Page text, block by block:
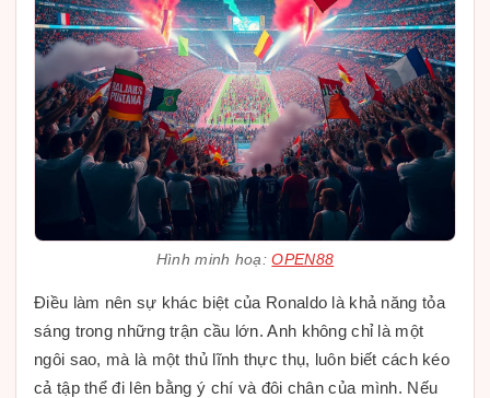
Hình minh hoạ:OPEN88
Điều làm nên sự khác biệt của Ronaldo là khả năng tỏa
sáng trong những trận cầu lớn. Anh không chỉ là một
ngôi sao, mà là một thủ lĩnh thực thụ, luôn biết cách kéo
cả tập thể đi lên bằng ý chí và đôi chân của mình. Nếu